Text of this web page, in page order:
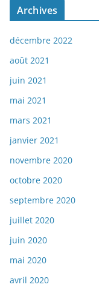
Archives
décembre 2022
août 2021
juin 2021
mai 2021
mars 2021
janvier 2021
novembre 2020
octobre 2020
septembre 2020
juillet 2020
juin 2020
mai 2020
avril 2020